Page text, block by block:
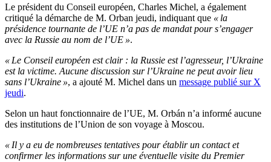
Le président du Conseil européen, Charles Michel, a également
critiqué la démarche de M. Orban jeudi, indiquant que « la
présidence tournante de l’UE n’a pas de mandat pour s’engager
avec la Russie au nom de l’UE ».
« Le Conseil européen est clair : la Russie est l’agresseur, l’Ukraine
est la victime. Aucune discussion sur l’Ukraine ne peut avoir lieu
sans l’Ukraine », a ajouté M. Michel dans un message publié sur X
jeudi.
Selon un haut fonctionnaire de l’UE, M. Orbán n’a informé aucune
des institutions de l’Union de son voyage à Moscou.
« Il y a eu de nombreuses tentatives pour établir un contact et
confirmer les informations sur une éventuelle visite du Premier